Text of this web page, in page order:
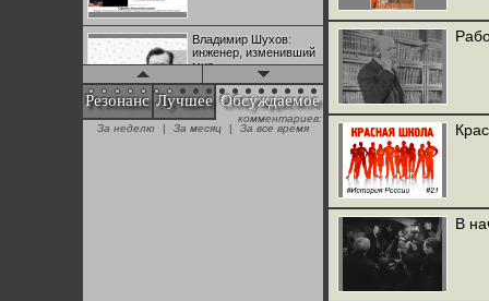
Владимир Шухов:
инженер, изменивший
мир
"Аркадий Коц" на
эгалите-фесте "Не
Резонанс Лучшее Обсуждаемое
комментариев:
За неделю
| За месяц | За все время
В